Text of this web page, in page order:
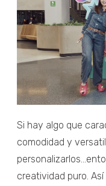
Si hay algo que
comodidad y
creatividad puro.